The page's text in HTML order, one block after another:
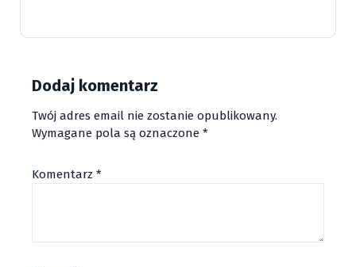
Dodaj komentarz
Twój adres email nie zostanie opublikowany.
Wymagane pola są oznaczone *
Komentarz *